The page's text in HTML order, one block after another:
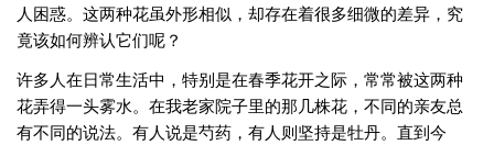
人困惑。这两种花虽外形相似，却存在着很多细微的差异，究
竟该如何辨认它们呢？
许多人在日常生活中，特别是在春季花开之际，常常被这两种
花弄得一头雾水。在我老家院子里的那几株花，不同的亲友总
有不同的说法。有人说是芍药，有人则坚持是牡丹。直到今